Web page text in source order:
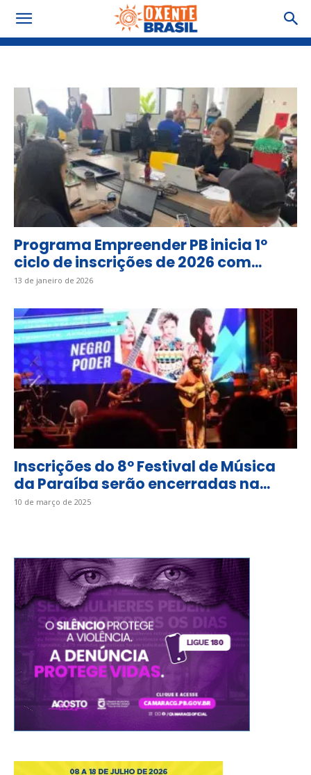
Programa Empreender PB inicia 1º
ciclo de inscrições de 2026 com...
13 de janeiro de 2026
Inscrições do 8º Festival de Música
da Paraíba serão encerradas na...
10 de março de 2025